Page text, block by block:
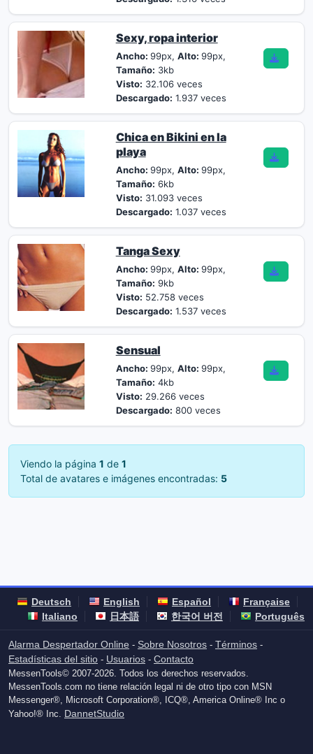
Sexy, ropa interior
Ancho: 99px, Alto: 99px,
Tamaño: 3kb
Visto: 32.106 veces
Descargado: 1.937 veces
Chica en Bikini en la
playa
Ancho: 99px, Alto: 99px,
Tamaño: 6kb
Visto: 31.093 veces
Descargado: 1.037 veces
Tanga Sexy
Ancho: 99px, Alto: 99px,
Tamaño: 9kb
Visto: 52.758 veces
Descargado: 1.537 veces
Sensual
Ancho: 99px, Alto: 99px,
Tamaño: 4kb
Visto: 29.266 veces
Descargado: 800 veces
Viendo la página 1 de 1
Total de avatares e imágenes encontradas: 5
Deutsch English Español
Française
Italiano
日本語 한국어 버전 Português
Alarma Despertador Online - Sobre Nosotros - Términos -
Estadísticas del sitio - Usuarios - Contacto
MessenTools© 2007-2026. Todos los derechos reservados.
MessenTools.com no tiene relación legal ni de otro tipo con MSN
Messenger®, Microsoft Corporation®, ICQ®, America Online® Inc o
Yahoo!® Inc. DannetStudio